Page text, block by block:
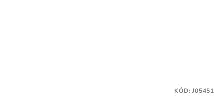
KÓD:J05451